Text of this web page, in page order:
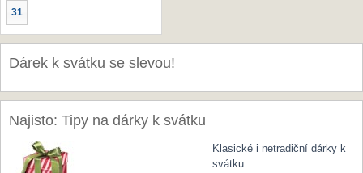
31
Dárek k svátku se slevou!
Najisto: Tipy na dárky k svátku
Klasické i netradiční dárky k
svátku